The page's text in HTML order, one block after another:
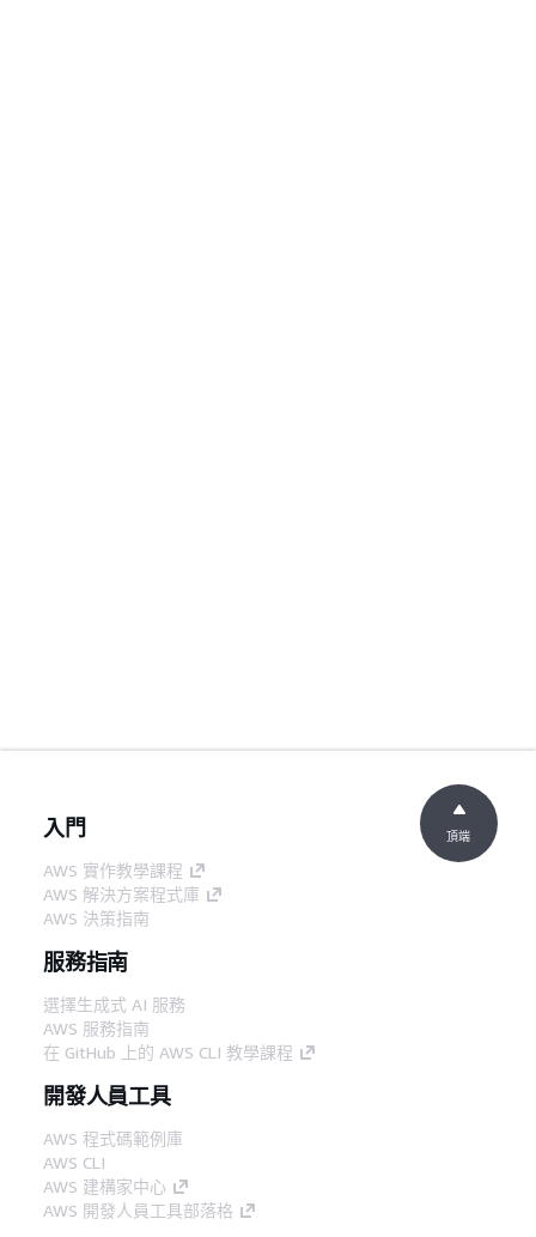
入門
AWS 實作教學課程
AWS 解決方案程式庫
AWS 決策指南
服務指南
選擇生成式 AI 服務
AWS 服務指南
在 GitHub 上的 AWS CLI 教學課程
開發人員工具
AWS 程式碼範例庫
AWS CLI
AWS 建構家中心
AWS 開發人員工具部落格
頂端